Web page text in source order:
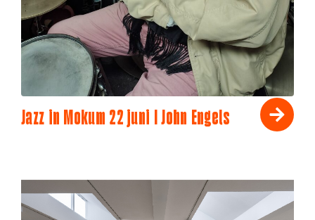
Jazz in Mokum 22 juni I John Engels